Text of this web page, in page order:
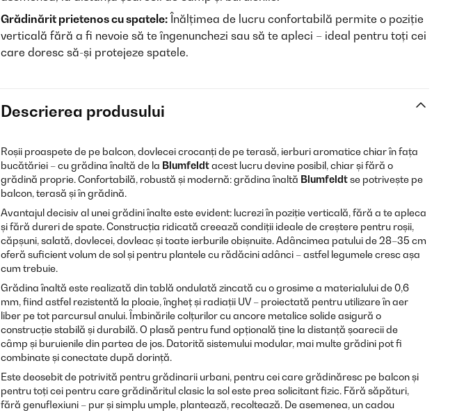
Grădinărit prietenos cu spatele: Înălțimea de lucru confortabilă permite o poziție
verticală fără a fi nevoie să te îngenunchezi sau să te apleci – ideal pentru toți cei
care doresc să-și protejeze spatele.
Descrierea produsului
Roșii proaspete de pe balcon, dovlecei crocanți de pe terasă, ierburi aromatice chiar în fața
bucătăriei – cu grădina înaltă de la Blumfeldtacest lucru devine posibil, chiar și fără o
grădină proprie. Confortabilă, robustă și modernă: grădina înaltă Blumfeldtse potrivește pe
balcon, terasă și în grădină.
Avantajul decisiv al unei grădini înalte este evident: lucrezi în poziție verticală, fără a te apleca
și fără dureri de spate. Construcția ridicată creează condiții ideale de creștere pentru roșii,
căpșuni, salată, dovlecei, dovleac și toate ierburile obișnuite. Adâncimea patului de 28–35 cm
oferă suficient volum de sol și pentru plantele cu rădăcini adânci – astfel legumele cresc așa
cum trebuie.
Grădina înaltă este realizată din tablă ondulată zincată cu o grosime a materialului de 0,6
mm, fiind astfel rezistentă la ploaie, îngheț și radiații UV – proiectată pentru utilizare în aer
liber pe tot parcursul anului. Îmbinările colțurilor cu ancore metalice solide asigură o
construcție stabilă și durabilă. O plasă pentru fund opțională ține la distanță șoarecii de
câmp și buruienile din partea de jos. Datorită sistemului modular, mai multe grădini pot fi
combinate și conectate după dorință.
Este deosebit de potrivită pentru grădinarii urbani, pentru cei care grădinăresc pe balcon și
pentru toți cei pentru care grădinăritul clasic la sol este prea solicitant fizic. Fără săpături,
fără genuflexiuni – pur și simplu umple, plantează, recoltează. De asemenea, un cadou